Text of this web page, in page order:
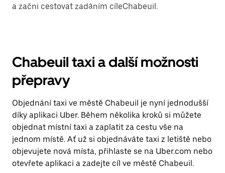
a začni cestovat zadáním cíleChabeuil.
Chabeuil taxi a další možnosti
přepravy
Objednání taxi ve městě Chabeuil je nyní jednodušší
díky aplikaci Uber. Během několika kroků si můžete
objednat místní taxi a zaplatit za cestu vše na
jednom místě. Ať už si objednáváte taxi z letiště nebo
objevujete nová místa, přihlaste se na Uber.com nebo
otevřete aplikaci a zadejte cíl ve městě Chabeuil.